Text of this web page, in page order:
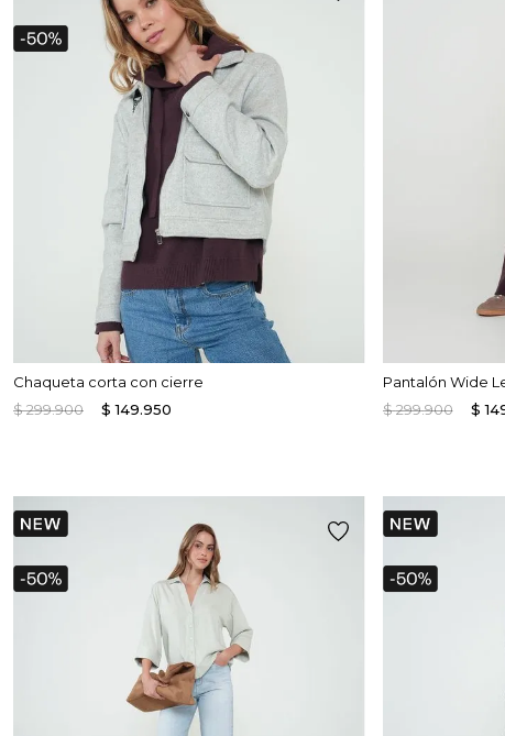
Chaqueta corta con cierre
$299.900 $ 149.950
Pantalón Wide
$299.900 $